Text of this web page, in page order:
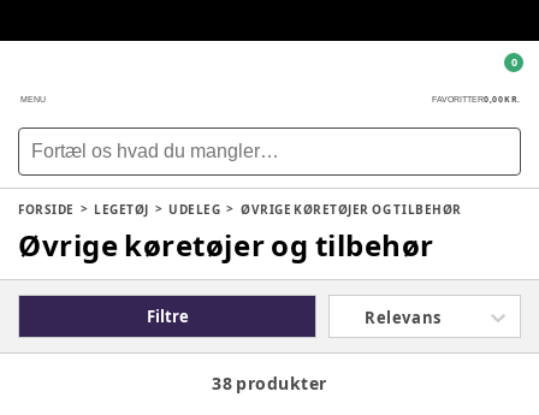
MENU FAVORITTER0,00 KR.
0
FORSIDE LEGETØJ UDELEG ØVRIGE KØRETØJER OG TILBEHØR
Øvrige køretøjer og tilbehør
Filtre Relevans
38 produkter